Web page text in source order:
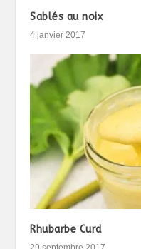
Sablés au noix
4 janvier 2017
Rhubarbe Curd